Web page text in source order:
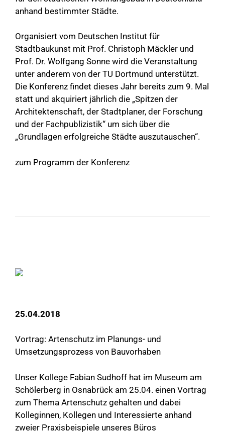
anhand bestimmter Städte.
Organisiert vom Deutschen Institut für
Stadtbaukunst mit Prof. Christoph Mäckler und
Prof. Dr. Wolfgang Sonne wird die Veranstaltung
unter anderem von der TU Dortmund unterstützt.
Die Konferenz findet dieses Jahr bereits zum 9. Mal
statt und akquiriert jährlich die „Spitzen der
Architektenschaft, der Stadtplaner, der Forschung
und der Fachpublizistik“ um sich über die
„Grundlagen erfolgreiche Städte auszutauschen“.
zum Programm der Konferenz
25.04.2018
Vortrag: Artenschutz im Planungs- und
Umsetzungsprozess von Bauvorhaben
Unser Kollege Fabian Sudhoff hat im Museum am
Schölerberg in Osnabrück am 25.04. einen Vortrag
zum Thema Artenschutz gehalten und dabei
Kolleginnen, Kollegen und Interessierte anhand
zweier Praxisbeispiele unseres Büros